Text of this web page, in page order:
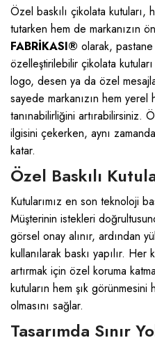
Özel baskılı çikolata kutuları,
tutarken hem de markanızın
FABRİKASI® olarak,
özelleştirilebilir çikolata
logo, desen ya da özel
sayede markanızın hem
tanınabilirliğini artırabilirsiniz.
ilgisini çekerken, aynı
katar.
Özel Baskılı
Kutularımız en son teknoloji
Müşterinin istekleri
görsel onay alınır, ardından
kullanılarak baskı yapılır. Her
artırmak için özel koruma
kutuların hem şık görünmesini
olmasını sağlar.
Tasarımda Sınır